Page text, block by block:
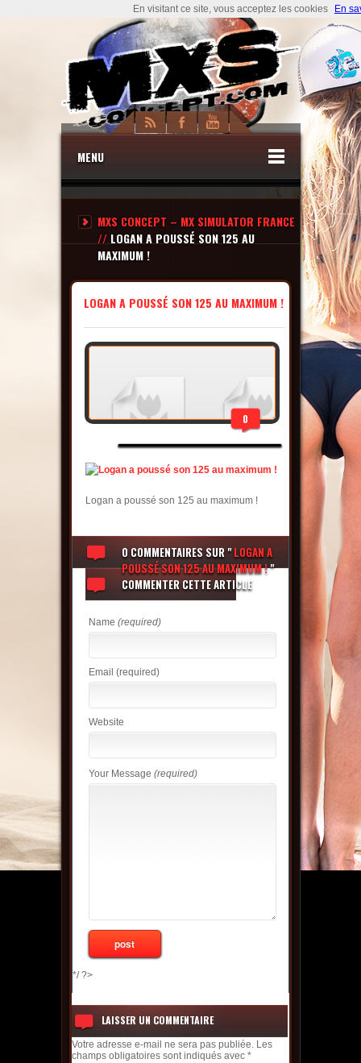
MENU
MXS CONCEPT – MX SIMULATOR FRANCE
// LOGAN A POUSSÉ SON 125 AU
MAXIMUM !
LOGAN A POUSSÉ SON 125 AU MAXIMUM !
0
Logan a poussé son 125 au maximum !
0 COMMENTAIRESSUR "LOGAN A
POUSSÉ SON 125 AU MAXIMUM !"
COMMENTER CETTE ARTICLE
Name (required)
Email (required)
Website
Your Message (required)
*/ ?>
LAISSER UN COMMENTAIRE
Votre adresse e-mail ne sera pas publiée. Les
champs obligatoires sont indiqués avec *
En visitant ce site, vous acceptez les cookies En